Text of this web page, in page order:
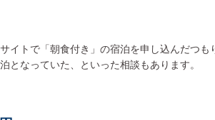
イトで「朝食付き」の宿泊を申し込んだつ
となっていた、といった相談もあります。